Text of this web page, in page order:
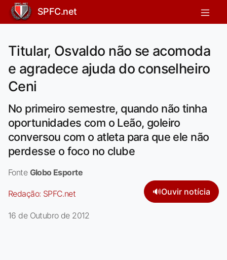
SPFC.net
Titular, Osvaldo não se acomoda
e agradece ajuda do conselheiro
Ceni
No primeiro semestre, quando não tinha
oportunidades com o Leão, goleiro
conversou com o atleta para que ele não
perdesse o foco no clube
Fonte Globo Esporte
Redação: SPFC.net 🔊Ouvir notícia
16 de Outubro de 2012